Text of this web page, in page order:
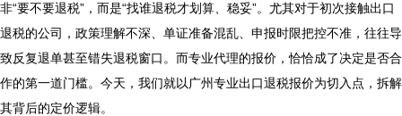
非“要不要退税”，而是“找谁退税才划算、稳妥”。尤其对于初次接触出口
退税的公司，政策理解不深、单证准备混乱、申报时限把控不准，往往导
致反复退单甚至错失退税窗口。而专业代理的报价，恰恰成了决定是否合
作的第一道门槛。今天，我们就以广州专业出口退税报价为切入点，拆解
其背后的定价逻辑。